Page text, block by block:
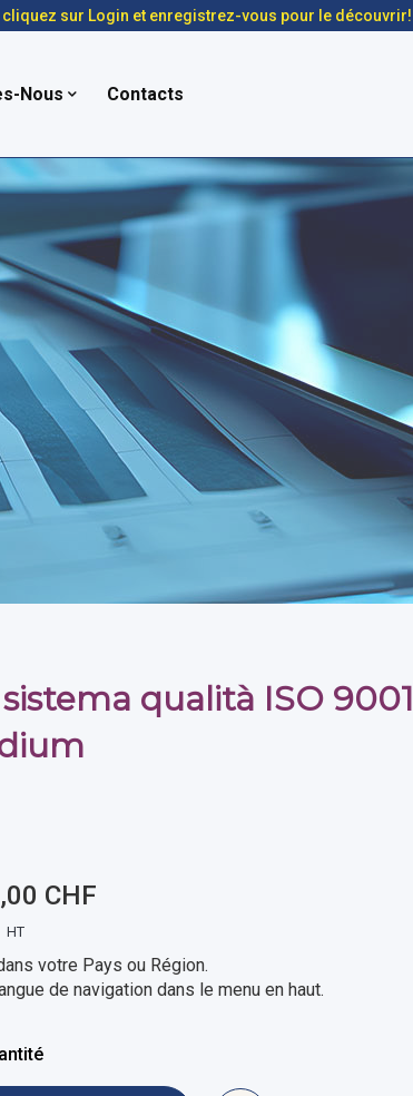
cliquez sur Login et enregistrez-vous pour le découvrir!
Nous Contacts
qualità ISO 9001
CHF
HT
votre Pays ou Région.
de navigation dans le menu en haut.